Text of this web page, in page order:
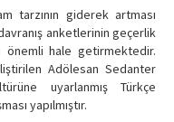
tarzının giderek artması
anketlerinin geçerlik
önemli hale getirmektedir.
Adölesan Sedanter
uyarlanmış Türkçe
yapılmıştır.